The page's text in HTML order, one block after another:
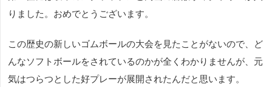
りました。おめでとうございます。
この歴史の新しいゴムボールの大会を見たことがないので、ど
んなソフトボールをされているのかが全くわかりませんが、元
気はつらつとした好プレーが展開されたんだと思います。